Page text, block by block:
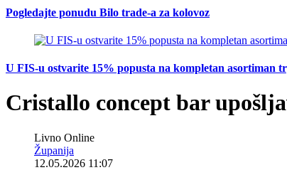
Pogledajte ponudu Bilo trade-a za kolovoz
U FIS-u ostvarite 15% popusta na kompletan asortiman
Cristallo concept bar
Livno Online
Županija
12.05.2026 11:07